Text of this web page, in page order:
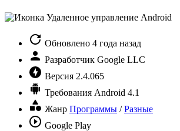
Обновлено 4 года назад
Разработчик Google LLC
Версия 2.4.065
Требования Android 4.1
Жанр Программы /Разные
Google Play